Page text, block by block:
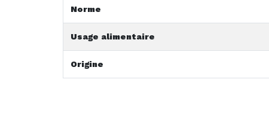
Norme
Usage alimentaire
Origine